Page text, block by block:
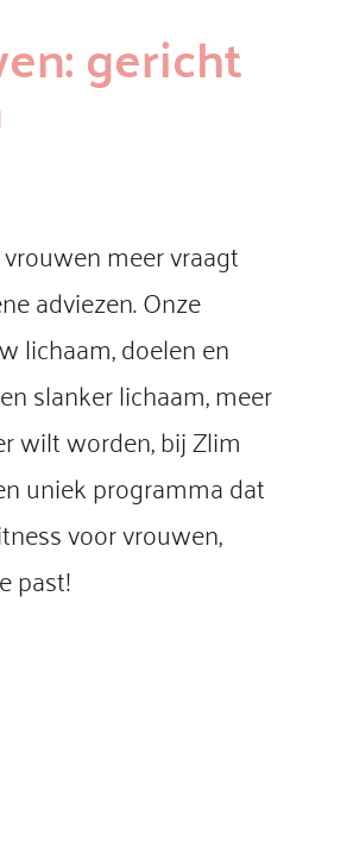
gericht
meer vraagt
adviezen. Onze
lichaam, doelen en
slanker lichaam, meer
wilt worden, bij Zlim
uniek programma dat
voor vrouwen,
past!